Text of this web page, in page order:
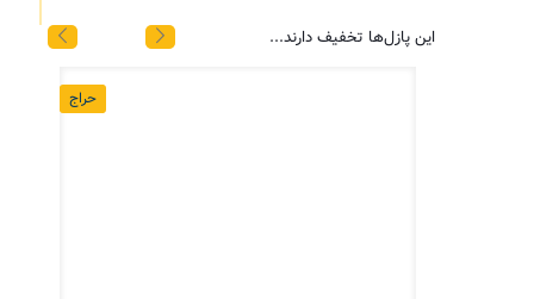
این پازل‌ها تخفیف دارند...
حراج